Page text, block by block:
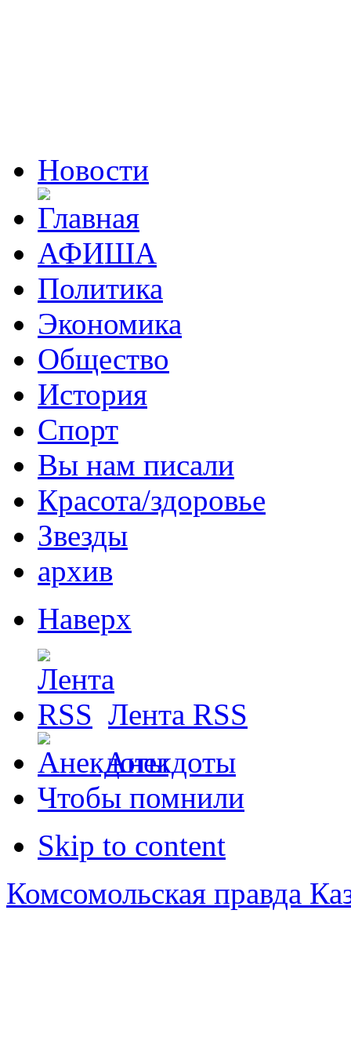
Новости
АФИША
Политика
Экономика
Общество
История
Спорт
Вы нам писали
Красота/здоровье
Звезды
архив
Наверх
Лента RSS
Анекдоты
Чтобы помнили
Skip to content
Комсомольская правда